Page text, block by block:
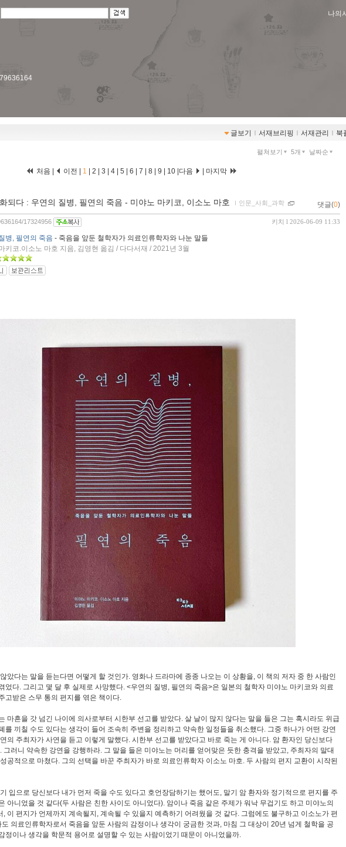
나의
글보기 ｌ 서재브리핑 ｌ 서재관리 ｌ 북
펼쳐보기 5개 날짜순
처음 | 이전 | 1 2 3 4 5 6 7 8 9 10 다음 마지막
되다 : 우연의 질병, 필연의 죽음 - 미야노 마키코, 이소노 마호 ｌ 인문_사회_과학 댓글(0)
키치 l 2026-06-09 11:33
17324956
병, 필연의 죽음 - 죽음을 앞둔 철학자가 의료인류학자와 나눈 말들
키코.이소노 마호 지음, 김영현 옮김 / 다다서재 / 2021년 3월
았다는 말을 듣는다면 어떻게 할 것인가. 영화나 드라마에 종종 나오는 이 상황을, 이 책의 저자 중 한 사람인
었다. 그리고 몇 달 후 실제로 사망했다. <우연의 질병, 필연의 죽음>은 일본의 철학자 미야노 마키코와 의료
고받은 스무 통의 편지를 엮은 책이다.
마흔을 갓 넘긴 나이에 의사로부터 시한부 선고를 받았다. 살 날이 많지 않다는 말을 들은 그는 혹시라도 위급
를 끼칠 수도 있다는 생각이 들어 조속히 주변을 정리하고 약속한 일정들을 취소했다. 그중 하나가 어떤 강연
의 주최자가 사연을 듣고 이렇게 말했다. 시한부 선고를 받았다고 바로 죽는 게 아니다. 암 환자인 당신보다
그러니 약속한 강연을 강행하라. 그 말을 들은 미야노는 머리를 얻어맞은 듯한 충격을 받았고, 주최자의 말대
공적으로 마쳤다. 그의 선택을 바꾼 주최자가 바로 의료인류학자 이소노 마호. 두 사람의 편지 교환이 시작된
입으로 당신보다 내가 먼저 죽을 수도 있다고 호언장담하기는 했어도, 말기 암 환자와 정기적으로 편지를 주
아니었을 것 같다(두 사람은 친한 사이도 아니었다). 암이나 죽음 같은 주제가 워낙 무겁기도 하고 미야노의
, 이 편지가 언제까지 계속될지, 계속될 수 있을지 예측하기 어려웠을 것 같다. 그럼에도 불구하고 이소노가 편
의료인류학자로서 죽음을 앞둔 사람의 감정이나 생각이 궁금한 것과, 마침 그 대상이 20년 넘게 철학을 공
정이나 생각을 학문적 용어로 설명할 수 있는 사람이었기 때문이 아니었을까.